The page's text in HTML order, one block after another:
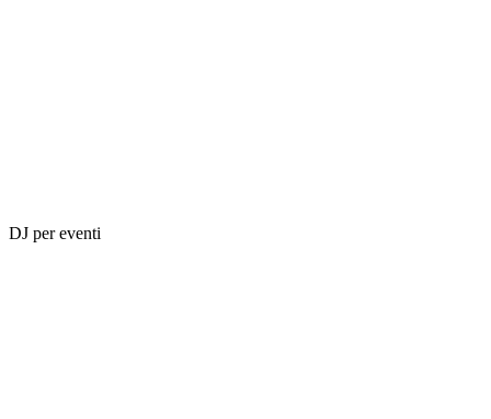
DJ per eventi